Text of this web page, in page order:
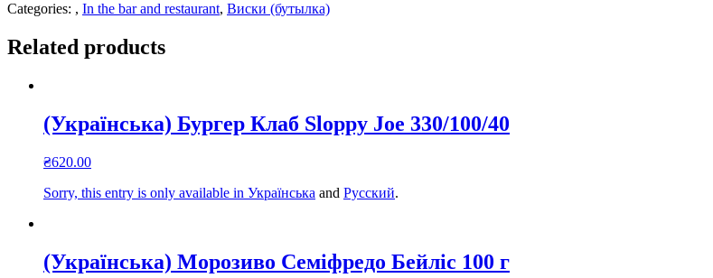
Categories: , In the bar and restaurant, Виски (бутылка)
Related products
(Українська) Бургер Клаб Sloppy Joe 330/100/40
₴620.00
Sorry, this entry is only available in Українська and Русский.
(Українська) Морозиво Семіфредо Бейліс 100 г